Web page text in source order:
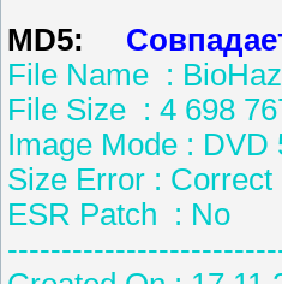
MD5:
File Name :
File Size : 4 698
Image Mode : DVD
Size Error :
ESR Patch : No